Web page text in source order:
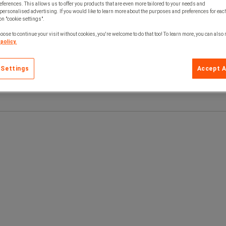
This allows us to offer you products that are even more tailored to your needs and
advertising. If you would like to learn more about the purposes and preferences for
"cookie settings".
to continue your visit without cookies, you're welcome to do that too! To learn more, you can also
Accept